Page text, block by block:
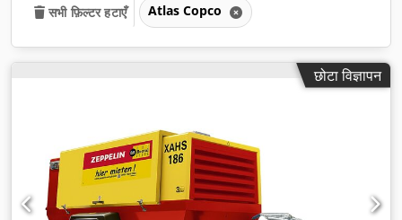
सभी फ़िल्टर हटाएँ Atlas Copco
छोटा विज्ञापन